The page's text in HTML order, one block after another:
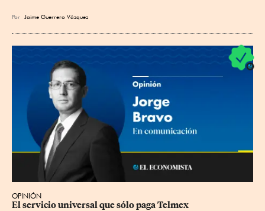
Por Jaime Guerrero Vázquez
OPINIÓN
El servicio universal que sólo paga Telmex